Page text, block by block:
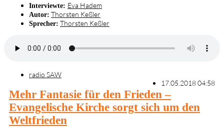
Interviewte: Eva Hadem
Autor: Thorsten Keßler
Sprecher: Thorsten Keßler
radio SAW
17.05.2018 04:58
Mehr Fantasie für den Frieden –
Evangelische Kirche sorgt sich um den
Weltfrieden